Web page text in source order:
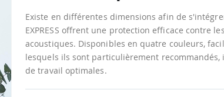
Existe en différentes dimensions afin de
EXPRESS offrent une protection efficace contre
acoustiques. Disponibles en quatre couleurs,
lesquels ils sont particulièrement
de travail optimales.